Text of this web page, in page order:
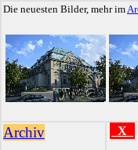
Die neuesten Bilder, mehr im
Archiv X